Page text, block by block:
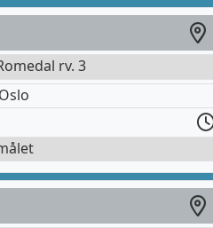
rv. 3